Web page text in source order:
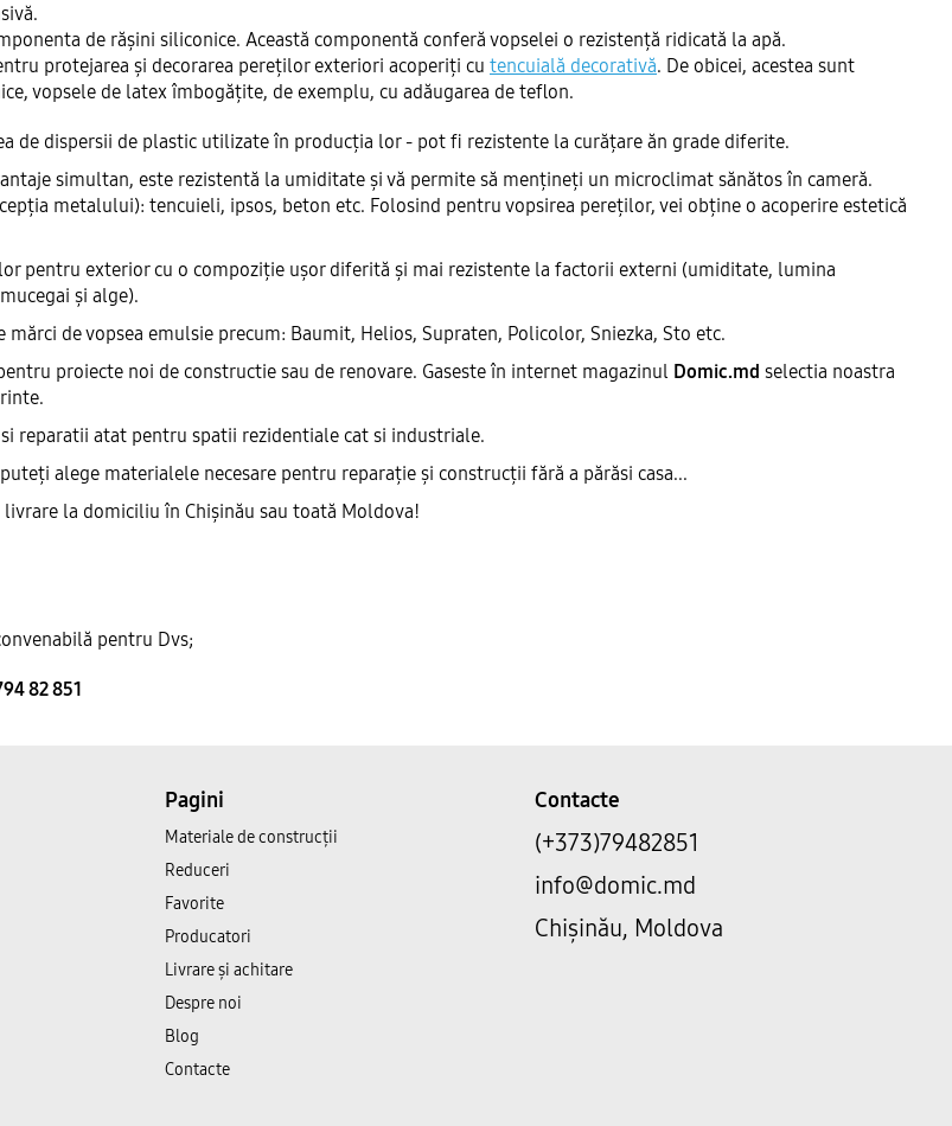
de rășini siliconice. Această componentă conferă vopselei o rezistență ridicată la apă.
protejarea și decorarea pereților exteriori acoperiți cu tencuială decorativă. De obicei, acestea sunt
vopsele de latex îmbogățite, de exemplu, cu adăugarea de teflon.
de dispersii de plastic utilizate în producția lor - pot fi rezistente la curățare ăn grade diferite.
simultan, este rezistentă la umiditate și vă permite să mențineți un microclimat sănătos în cameră.
metalului): tencuieli, ipsos, beton etc. Folosind pentru vopsirea pereților, vei obține o acoperire estetică
pentru exterior cu o compoziție ușor diferită și mai rezistente la factorii externi (umiditate, lumina
și alge).
de vopsea emulsie precum: Baumit, Helios, Supraten, Policolor, Sniezka, Sto etc.
proiecte noi de constructie sau de renovare. Gaseste în internet magazinul Domic.md selectia noastra
reparatii atat pentru spatii rezidentiale cat si industriale.
alege materialele necesare pentru reparație și construcții fără a părăsi casa...
la domiciliu în Chișinău sau toată Moldova!
pentru Dvs;
82 851
Pagini
Materiale de construcții
Reduceri
Favorite
Producatori
Livrare și achitare
Despre noi
Blog
Contacte
Contacte
(+373)79482851
info@domic.md
Chișinău, Moldova